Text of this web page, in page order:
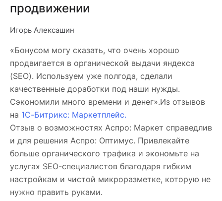
продвижении
Игорь Алексашин
«Бонусом могу сказать, что очень хорошо
продвигается в органической выдачи яндекса
(SEO). Используем уже полгода, сделали
качественные доработки под наши нужды.
Сэкономили много времени и денег».Из отзывов
на 1С-Битрикс: Маркетплейс.
Отзыв о возможностях Аспро: Маркет справедлив
и для решения Аспро: Оптимус. Привлекайте
больше органического трафика и экономьте на
услугах SEO-специалистов благодаря гибким
настройкам и чистой микроразметке, которую не
нужно править руками.